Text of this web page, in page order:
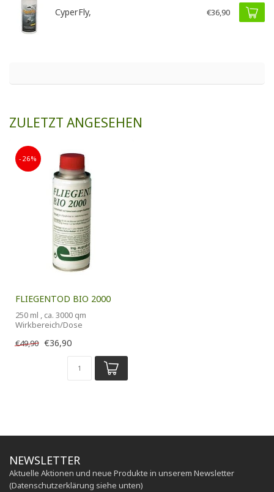
CyperFly, €36,90
ZULETZT ANGESEHEN
-26%
FLIEGENTOD BIO 2000
250 ml , ca. 3000 qm
Wirkbereich/Dose
€49,90 €36,90
NEWSLETTER
Aktuelle Aktionen und neue Produkte in unserem Newsletter
(Datenschutzerklärung siehe unten)